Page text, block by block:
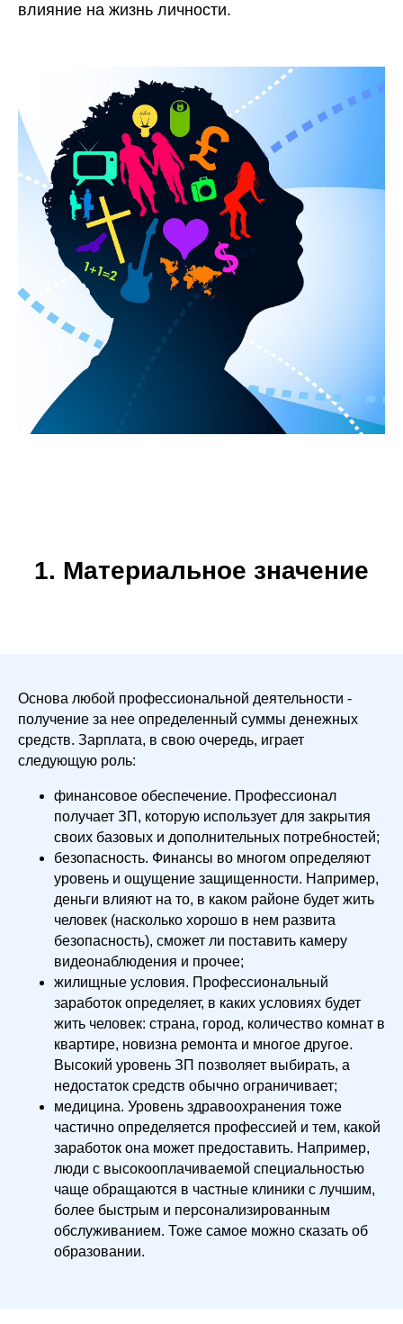
влияние на жизнь личности.
1. Материальное значение
Основа любой профессиональной деятельности -
получение за нее определенный суммы денежных
средств. Зарплата, в свою очередь, играет
следующую роль:
финансовое обеспечение. Профессионал
получает ЗП, которую использует для закрытия
своих базовых и дополнительных потребностей;
безопасность. Финансы во многом определяют
уровень и ощущение защищенности. Например,
деньги влияют на то, в каком районе будет жить
человек (насколько хорошо в нем развита
безопасность), сможет ли поставить камеру
видеонаблюдения и прочее;
жилищные условия. Профессиональный
заработок определяет, в каких условиях будет
жить человек: страна, город, количество комнат в
квартире, новизна ремонта и многое другое.
Высокий уровень ЗП позволяет выбирать, а
недостаток средств обычно ограничивает;
медицина. Уровень здравоохранения тоже
частично определяется профессией и тем, какой
заработок она может предоставить. Например,
люди с высокооплачиваемой специальностью
чаще обращаются в частные клиники с лучшим,
более быстрым и персонализированным
обслуживанием. Тоже самое можно сказать об
образовании.